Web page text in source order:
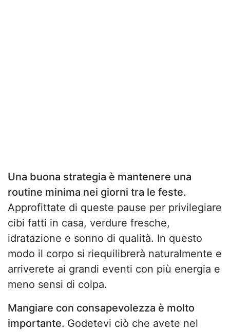
Una buona strategia è mantenere una
routine minima nei giorni tra le feste.
Approfittate di queste pause per privilegiare
cibi fatti in casa, verdure fresche,
idratazione e sonno di qualità. In questo
modo il corpo si riequilibrerà naturalmente e
arriverete ai grandi eventi con più energia e
meno sensi di colpa.
Mangiare con consapevolezza è molto
importante. Godetevi ciò che avete nel